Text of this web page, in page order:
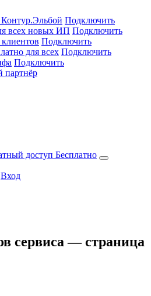
Подключить
всех новых ИП Подключить
Подключить
для всех Подключить
Подключить
доступ Бесплатно
Вход
сервиса — страница